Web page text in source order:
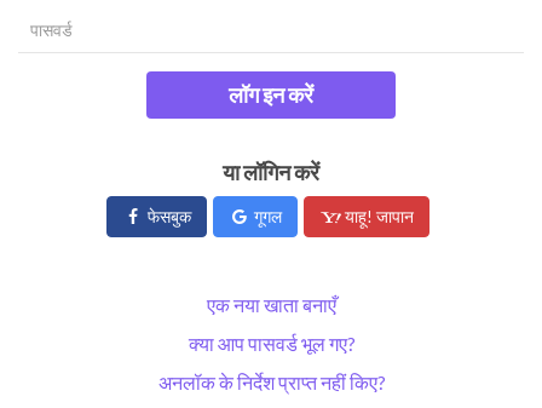
लॉग इन करें
या लॉगिन करें
फेसबुक गूगल याहू! जापान
एक नया खाता बनाएँ
क्या आप पासवर्ड भूल गए?
अनलॉक के निर्देश प्राप्त नहीं किए?